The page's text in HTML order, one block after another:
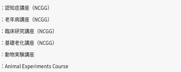
認知症講座（NCGG）
老年病講座（NCGG）
臨床研究講座（NCGG）
基礎老化講座（NCGG）
動物実験講座
：Animal Experiments Course